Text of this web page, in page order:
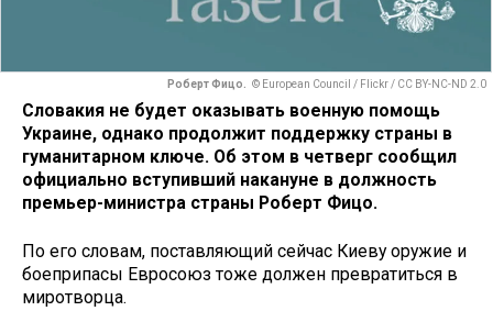
Роберт Фицо. © European Council / Flickr / CC BY-NC-ND 2.0
Словакия не будет оказывать военную помощь
Украине, однако продолжит поддержку страны в
гуманитарном ключе. Об этом в четверг сообщил
официально вступивший накануне в должность
премьер-министра страны Роберт Фицо.
По его словам, поставляющий сейчас Киеву оружие и
боеприпасы Евросоюз тоже должен превратиться в
миротворца.